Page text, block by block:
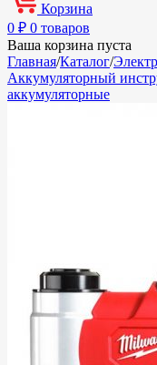
Корзина
0 ₽ 0 товаров
Ваша корзина пуста
Главная/Каталог/
Аккумуляторный
аккумуляторные